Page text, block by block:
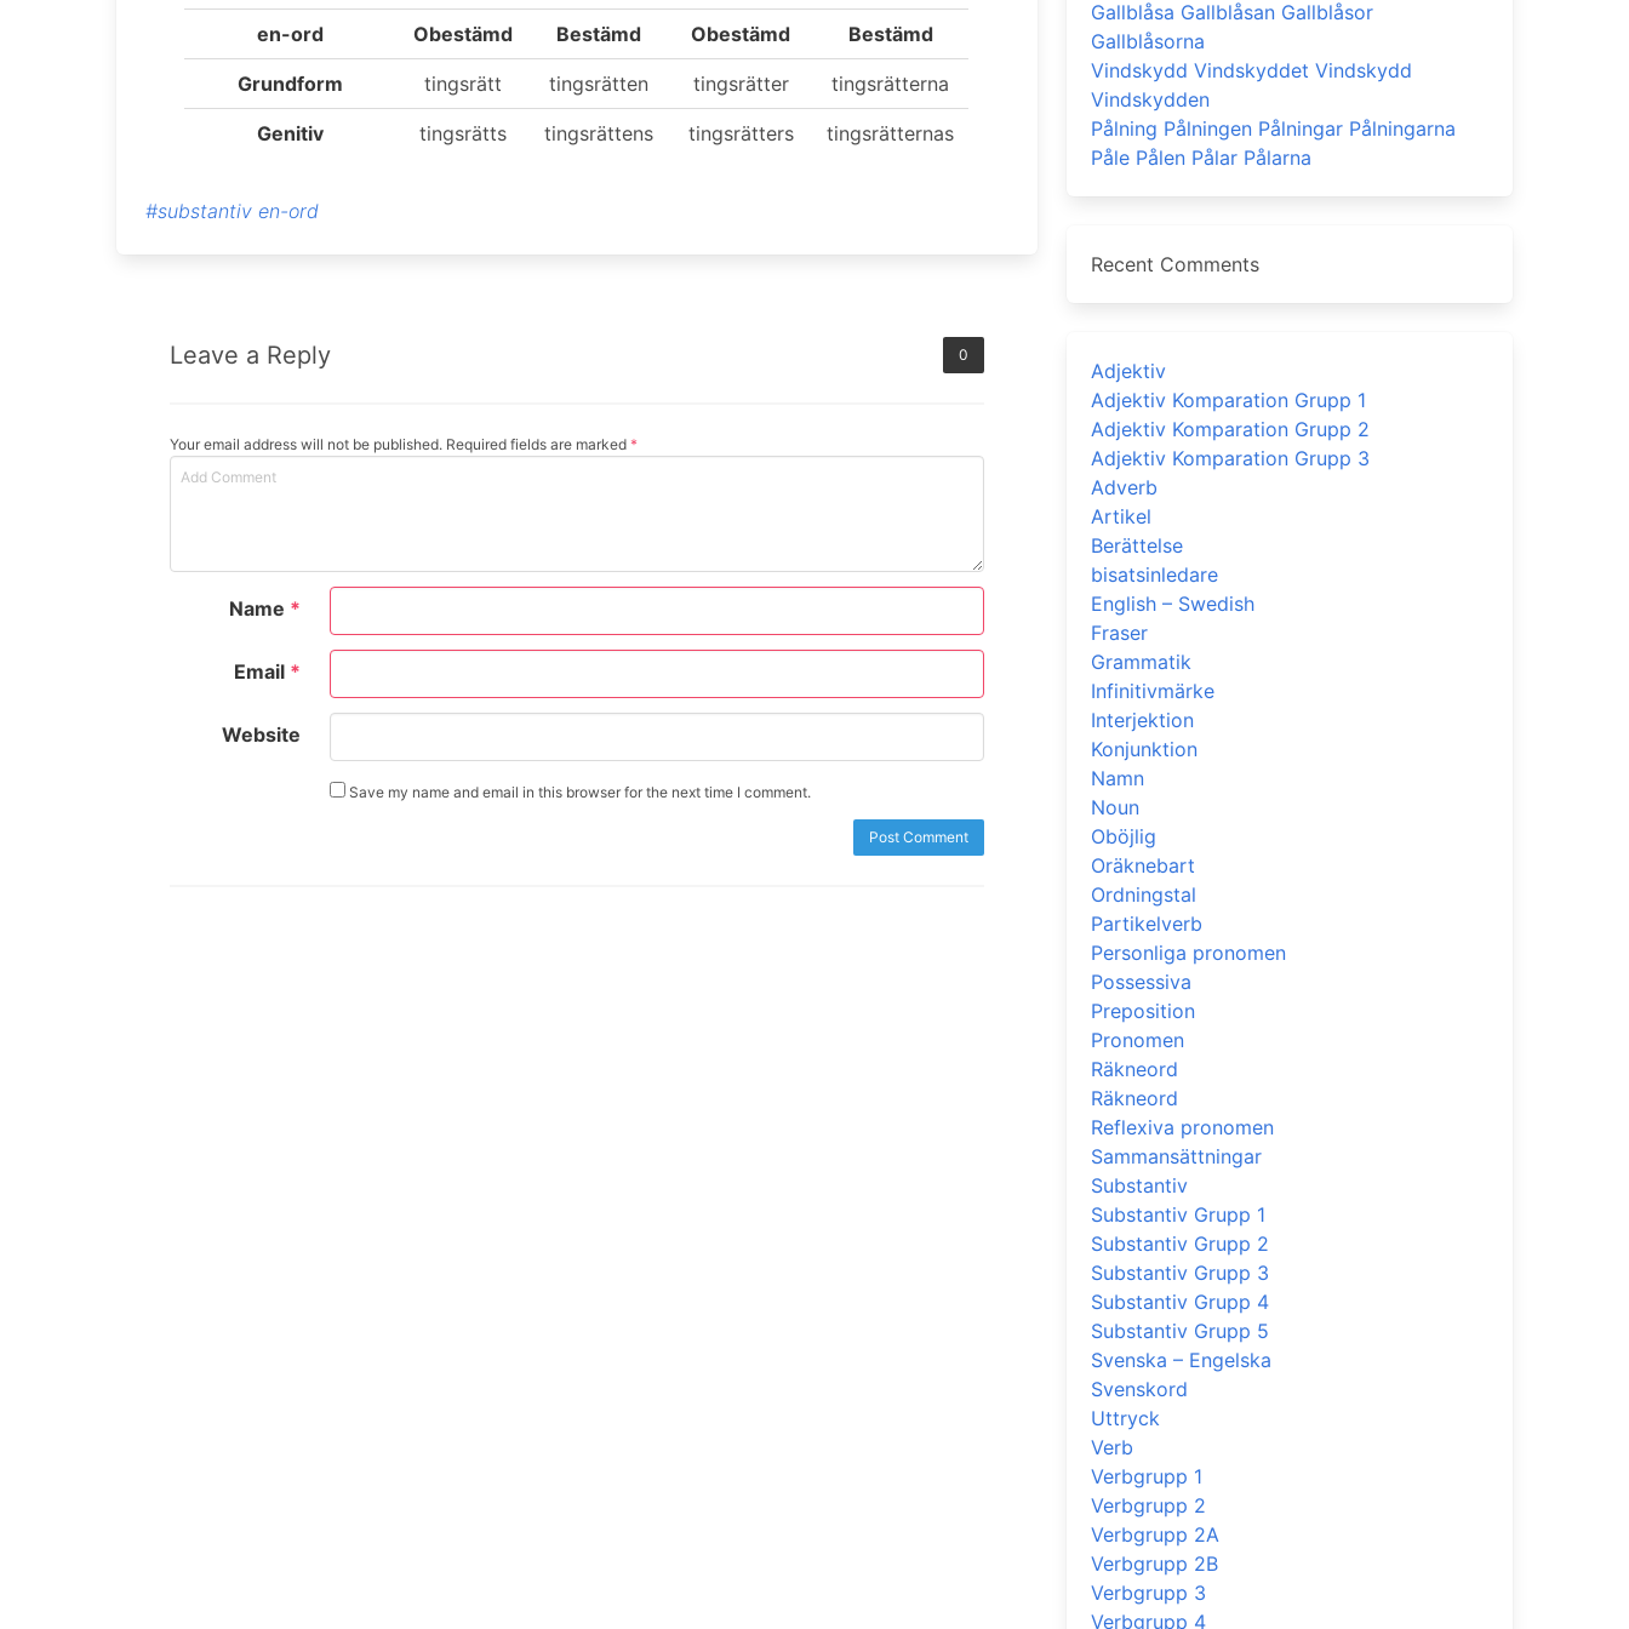
en-ord Obestämd Bestämd Obestämd Bestämd
Grundform tingsrätt tingsrätten tingsrätter tingsrätterna
Genitiv tingsrätts tingsrättens tingsrätters tingsrätternas
#substantiv en-ord
Leave a Reply 0
Your email address will not be published. Required fields are marked *
Name *
Email *
Website
Save my name and email in this browser for the next time I comment.
Gallblåsa Gallblåsan Gallblåsor
Gallblåsorna
Vindskydd Vindskyddet Vindskydd
Vindskydden
Pålning Pålningen Pålningar Pålningarna
Påle Pålen Pålar Pålarna
Recent Comments
Adjektiv
Adjektiv Komparation Grupp 1
Adjektiv Komparation Grupp 2
Adjektiv Komparation Grupp 3
Adverb
Artikel
Berättelse
bisatsinledare
English – Swedish
Fraser
Grammatik
Infinitivmärke
Interjektion
Konjunktion
Namn
Noun
Oböjlig
Oräknebart
Ordningstal
Partikelverb
Personliga pronomen
Possessiva
Preposition
Pronomen
Räkneord
Räkneord
Reflexiva pronomen
Sammansättningar
Substantiv
Substantiv Grupp 1
Substantiv Grupp 2
Substantiv Grupp 3
Substantiv Grupp 4
Substantiv Grupp 5
Svenska – Engelska
Svenskord
Uttryck
Verb
Verbgrupp 1
Verbgrupp 2
Verbgrupp 2A
Verbgrupp 2B
Verbgrupp 3
Verbgrupp 4